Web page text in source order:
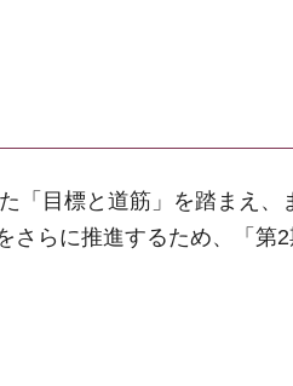
「目標と道筋」を踏まえ、
さらに推進するため、「第